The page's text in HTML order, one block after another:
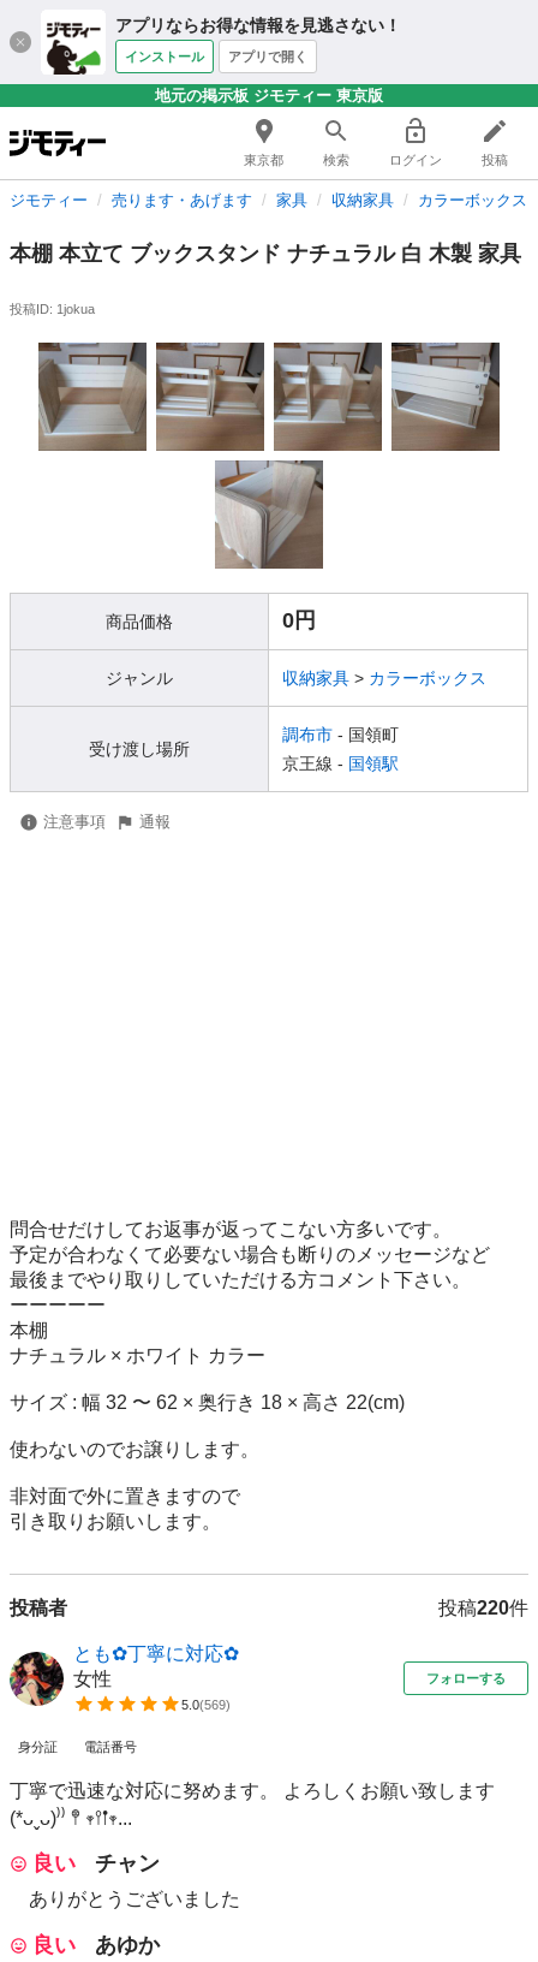
アプリならお得な情報を見逃さない！
インストール アプリで開く
地元の掲示板 ジモティー 東京版
東京都 検索 ログイン 投稿
ジモティー 売ります・あげます 家具 収納家具 カラーボックス
本棚 本立て ブックスタンド ナチュラル 白 木製 家具
投稿ID: 1jokua
商品価格 0円
ジャンル 収納家具 > カラーボックス
受け渡し場所
調布市 - 国領町
京王線 - 国領駅
注意事項 通報
問合せだけしてお返事が返ってこない方多いです。
予定が合わなくて必要ない場合も断りのメッセージなど
最後までやり取りしていただける方コメント下さい。
ーーーーー
本棚
ナチュラル × ホワイト カラー
サイズ : 幅 32 〜 62 × 奥行き 18 × 高さ 22(cm)
使わないのでお譲りします。
非対面で外に置きますので
引き取りお願いします。
投稿者 投稿220件
とも✿丁寧に対応✿
女性
5.0(569)
フォローする
身分証 電話番号
丁寧で迅速な対応に努めます。 よろしくお願い致します
(*ᴗˬᴗ)⁾⁾ 𖤣 𖥧𖥣𖡡𖥧...
良い チャン
ありがとうございました
良い あゆか